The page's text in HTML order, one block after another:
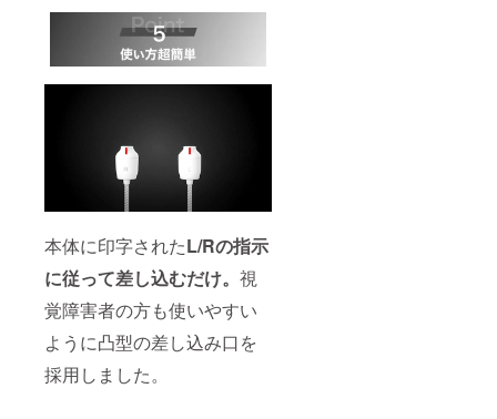
本体に印字されたL/Rの指示
に従って差し込むだけ。 視
覚障害者の方も使いやすい
ように凸型の差し込み口を
採用しました。